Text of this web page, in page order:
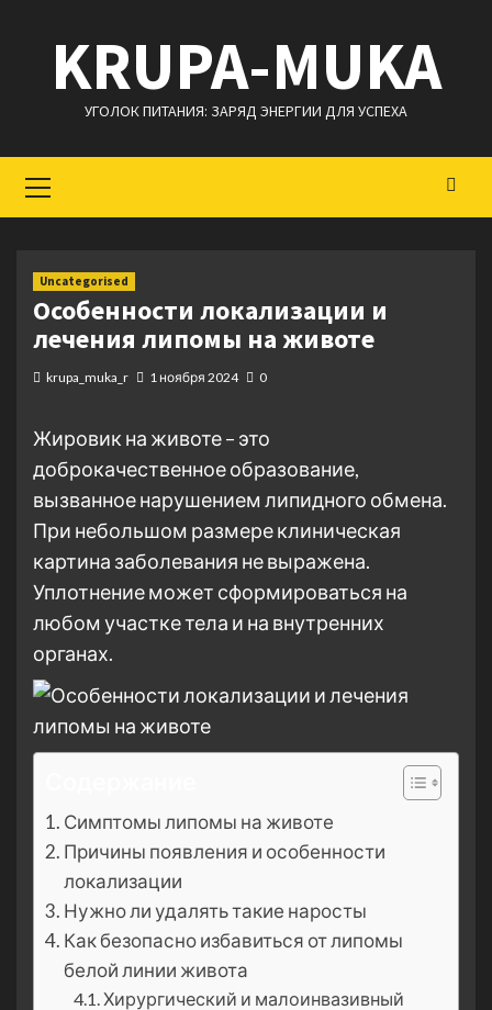
содержимому
KRUPA-MUKA
УГОЛОК ПИТАНИЯ: ЗАРЯД ЭНЕРГИИ ДЛЯ УСПЕХА
меню
Uncategorised
Особенности локализации и
лечения липомы на животе
krupa_muka_r 1 ноября 2024 0
Жировик на животе – это
доброкачественное образование,
вызванное нарушением липидного обмена.
При небольшом размере клиническая
картина заболевания не выражена.
Уплотнение может сформироваться на
любом участке тела и на внутренних
органах.
Симптомы липомы на животе
Причины появления и особенности
локализации
Нужно ли удалять такие наросты
Как безопасно избавиться от липомы
белой линии живота
Хирургический и малоинвазивный